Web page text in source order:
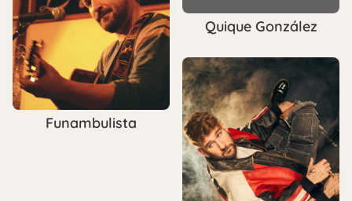
Funambulista
Quique González